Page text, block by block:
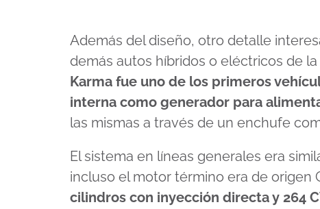
Además del diseño, otro detalle
demás autos híbridos o eléctricos de
Karma fue uno de los primeros
interna como generador para
las mismas a través de un enchufe
El sistema en líneas generales era
incluso el motor término era de origen
cilindros con inyección directa y 264